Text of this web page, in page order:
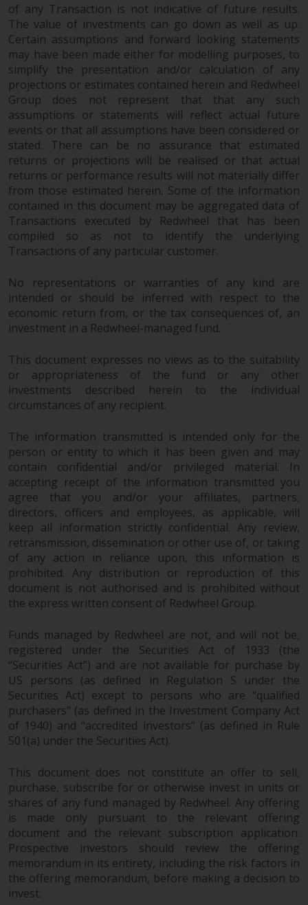
Fähigkeiten von Redwheel und
dient nur zu
Informationszwecken. Keines der
auf dieser Website enthaltenen
Materialien soll ein
Verkaufsangebot oder eine
Aufforderung oder Aufforderung
zur Abgabe eines Angebots zum
Kauf von Produkten oder
Dienstleistungen darstellen, die
von Redwheel oder einem seiner
verbundenen Unternehmen
bereitgestellt werden, und darf
nicht im Zusammenhang mit
einer Anlageentscheidung
herangezogen werden. Diese
Website bietet keine spezifische
Anlageberatung und
berücksichtigt nicht die
Anlagebedürfnisse eines
bestimmter Anleger.
Nichts auf dieser Website sollte
als Anlage-, Steuer-, Rechts- oder
werden.
Risikowarnung
Die frühere Wertentwicklung
eines von Redwheel verwalteten
Fonds ist kein Hinweis auf die
zukünftige Wertentwicklung. Der
Wert von Wertpapieren und die
sowohl fallen als auch steigen.
Mit Investitionen in die von
Redwheel und seinen
verbundenen Unternehmen
angebotenen Produkte und
Dienstleistungen sind erhebliche
Risiken verbunden.
können sich positiv oder negativ
auf den Wert von auf
Fremdwährungen lautenden
Finanzinstrumenten auswirken.
Bestimmte Anlagen,
insbesondere alternative Fonds
und Emerging Markets,
beinhalten ein
of any Transaction is not indicative of future results.
The value of investments can go down as well as up.
Certain assumptions and forward looking statements
may have been made either for modelling purposes, to
simplify the presentation and/or calculation of any
projections or estimates contained herein and Redwheel
Group does not represent that that any such
assumptions or statements will reflect actual future
events or that all assumptions have been considered or
stated. There can be no assurance that estimated
returns or projections will be realised or that actual
returns or performance results will not materially differ
from those estimated herein. Some of the information
contained in this document may be aggregated data of
Transactions executed by Redwheel that has been
compiled so as not to identify the underlying
Transactions of any particular customer.
No representations or warranties of any kind are
intended or should be inferred with respect to the
economic return from, or the tax consequences of, an
investment in a Redwheel-managed fund.
This document expresses no views as to the suitability
or appropriateness of the fund or any other
investments described herein to the individual
circumstances of any recipient.
The information transmitted is intended only for the
person or entity to which it has been given and may
contain confidential and/or privileged material. In
accepting receipt of the information transmitted you
agree that you and/or your affiliates, partners,
directors, officers and employees, as applicable, will
keep all information strictly confidential. Any review,
retransmission, dissemination or other use of, or taking
of any action in reliance upon, this information is
prohibited. Any distribution or reproduction of this
document is not authorised and is prohibited without
the express written consent of Redwheel Group.
Funds managed by Redwheel are not, and will not be,
registered under the Securities Act of 1933 (the
“Securities Act”) and are not available for purchase by
US persons (as defined in Regulation S under the
Securities Act) except to persons who are “qualified
purchasers” (as defined in the Investment Company Act
of 1940) and “accredited investors” (as defined in Rule
501(a) under the Securities Act).
This document does not constitute an offer to sell,
purchase, subscribe for or otherwise invest in units or
shares of any fund managed by Redwheel. Any offering
is made only pursuant to the relevant offering
document and the relevant subscription application.
Prospective investors should review the offering
memorandum in its entirety, including the risk factors in
the offering memorandum, before making a decision to
invest.